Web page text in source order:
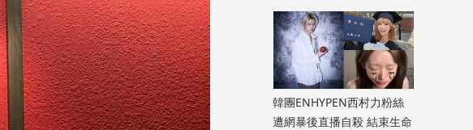
韓團ENHYPEN西村力粉絲
遭網暴後直播自殺 結束生命